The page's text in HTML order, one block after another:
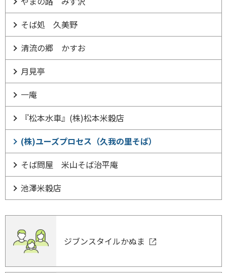
そば処 久美野
清流の郷 かすお
月見亭
一庵
『松本水車』(株)松本米穀店
(株)ユーズプロセス（久我の里そば）
そば問屋 米山そば治平庵
池澤米穀店
ジブンスタイルかぬま